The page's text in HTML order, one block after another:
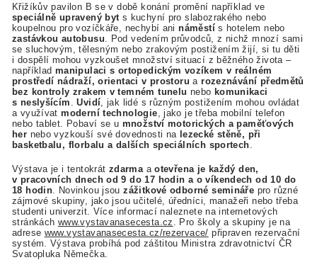
Křižíkův pavilon B se v době konání promění například ve
speciálně upravený byts kuchyní pro slabozrakého nebo
koupelnou pro vozíčkáře, nechybí anináměstís hotelem nebo
zastávkou autobusu. Pod vedením průvodců, z nichž mnozí sami
se sluchovým, tělesným nebo zrakovým postižením žijí, si tu děti
i dospělí mohou vyzkoušet množství situací z běžného života –
například manipulaci s ortopedickým vozíkem v reálném
prostředí nádraží, orientaci v prostoru arozeznávání předmětů
bez kontroly zrakem v temném tunelu nebo komunikaci
s neslyšícím .Uvidí, jak lidé s různým postižením mohou ovládat
a využívatmoderní technologie, jako je třeba mobilní telefon
nebo tablet. Pobaví se u množství motorických a paměťových
her nebo vyzkouší své dovednosti na lezecké stěně, při
basketbalu, florbalu a dalších speciálních sportech.
Výstava je i tentokrát zdarmaaotevřena je každý den,
v pracovních dnech od 9 do 17 hodin a o víkendech od 10 do
18 hodin. Novinkou jsouzážitkové odborné semináře pro různé
zájmové skupiny, jako jsou učitelé, úředníci, manažeři nebo třeba
studenti univerzit. Více informací naleznete na internetových
stránkách www.vystavanasecesta.cz . Pro školy a skupiny je na
adrese www.vystavanasecesta.cz/rezervace/ připraven rezervační
systém. Výstava probíhá pod záštitou Ministra zdravotnictví ČR
Svatopluka Němečka.